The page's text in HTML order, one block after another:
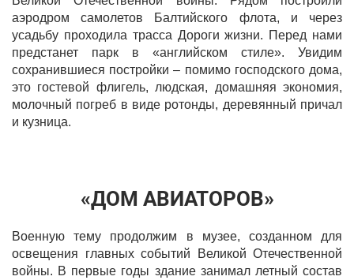
аэродром самолетов Балтийского флота, и через
усадьбу проходила трасса Дороги жизни. Перед нами
предстанет парк в «английском стиле». Увидим
сохранившиеся постройки – помимо господского дома,
это гостевой флигель, людская, домашняя экономия,
молочный погреб в виде ротонды, деревянный причал
и кузница.
«ДОМ АВИАТОРОВ»
Военную тему продолжим в музее, созданном для
освещения главных событий Великой Отечественной
войны. В первые годы здание занимал летный состав